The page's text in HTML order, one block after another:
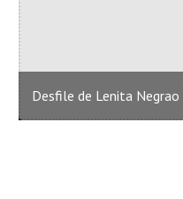
Desfile de Lenita Negrao